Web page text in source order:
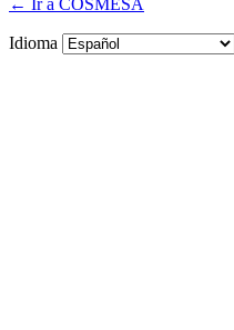
Idioma